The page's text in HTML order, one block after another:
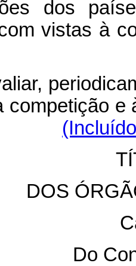
dos
vistas à
competição
DOS
Do